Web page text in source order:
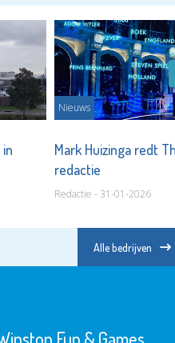
Nieuws
Mark Huizinga redt
redactie
Redactie - 31-01-2026
Alle bedrijven
Fun & Games